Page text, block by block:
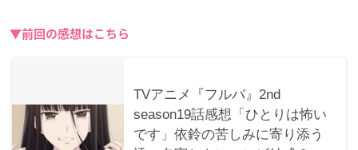
▼前回の感想はこちら